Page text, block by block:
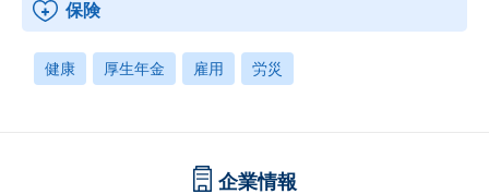
保険
健康 厚生年金 雇用 労災
企業情報